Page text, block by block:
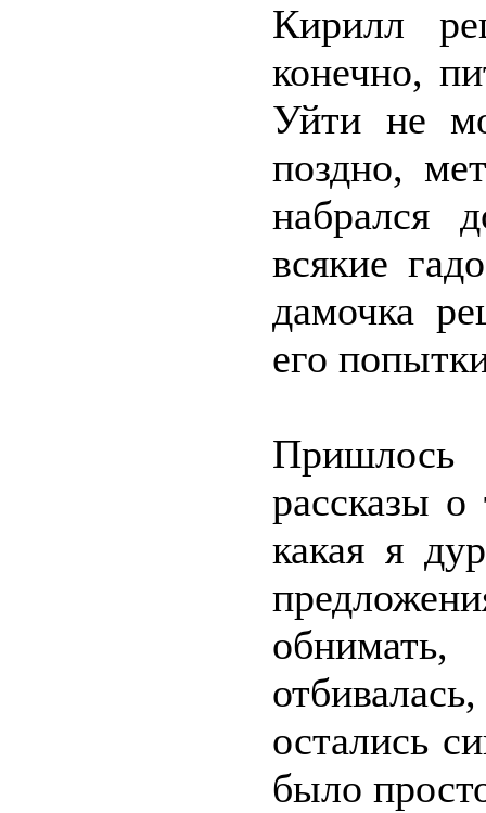
Кирилл
конечно,
Уйти не
поздно,
набрался
всякие
дамочка
его
рассказы
какая я
остались
было